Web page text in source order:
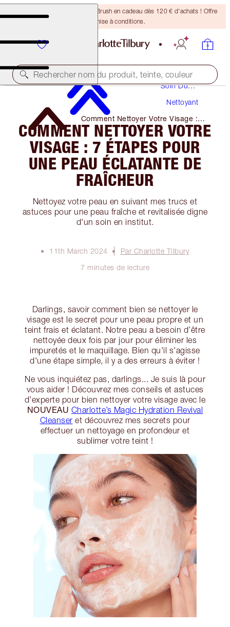
Recevez un pinceau Bronzing Brush en cadeau dès 120 € d'achats ! Offre
soumise à conditions.
Rechercher nom du produit, teinte, couleur
Soin Du
Nettoyant
Comment Nettoyer Votre Visage :
7 éTapes Pour Une Peau éClatante
De Fraîcheur
COMMENT NETTOYER VOTRE
VISAGE : 7 ÉTAPES POUR
UNE PEAU ÉCLATANTE DE
FRAÎCHEUR
Nettoyez votre peau en suivant mes trucs et
astuces pour une peau fraîche et revitalisée digne
d'un soin en institut.
11th March 2024
Par Charlotte Tilbury
7 minutes de lecture
Darlings, savoir comment bien se nettoyer le
visage est le secret pour une peau propre et un
teint frais et éclatant. Notre peau a besoin d’être
nettoyée deux fois par jour pour éliminer les
impuretés et le maquillage. Bien qu'il s'agisse
d'une étape simple, il y a des erreurs à éviter !
Ne vous inquiétez pas, darlings... Je suis là pour
vous aider ! Découvrez mes conseils et astuces
d’experte pour bien nettoyer votre visage avec le
NOUVEAU Charlotte’s Magic Hydration Revival
Cleanser et découvrez mes secrets pour
effectuer un nettoyage en profondeur et
sublimer votre teint !